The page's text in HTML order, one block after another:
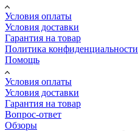
Условия оплаты
Условия доставки
Гарантия на товар
Политика конфиденциальности
Помощь
Условия оплаты
Условия доставки
Гарантия на товар
Вопрос-ответ
Обзоры